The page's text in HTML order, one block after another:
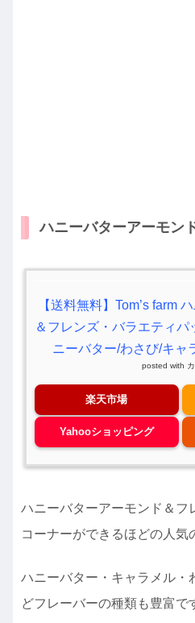
ハニーバターアーモン
【送料無料】Tom’s farm
＆フレンズ・バラエティ
ニーバター/わさび/キャ
posted with
楽天市場
Yahooショッピング
ハニーバターアーモンド＆フ
コーナーができるほどの人気
ハニーバター・キャラメル・
どフレーバーの種類も豊富で